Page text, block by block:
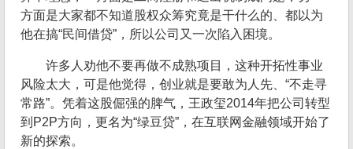
方面是大家都不知道股权众筹究竟是干什么的、都以为
他在搞“民间借贷”，所以公司又一次陷入困境。
许多人劝他不要再做不成熟项目，这种开拓性事业
风险太大，可是他觉得，创业就是要敢为人先、“不走寻
常路”。凭着这股倔强的脾气，王政玺2014年把公司转型
到P2P方向，更名为“绿豆贷”，在互联网金融领域开始了
新的探索。